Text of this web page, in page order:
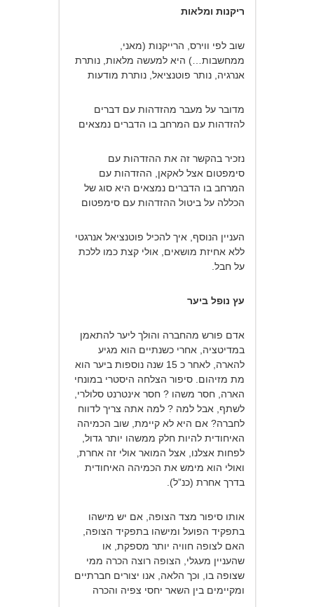
ריקנות ומלאות
שוב לפי ווירס, הרייקנות (מאני,
ממחשבות…) היא למעשה מלאות, נותרת
אנרגיה, נותר פוטנציאל, נותרת מודעות
מדובר על מעבר מהזדהות עם דברים
להזדהות עם המרחב בו הדברים נמצאים
נזכיר בהקשר זה את ההזדהות עם
סימפטום אצל לאקאן, ההזדהות עם
המרחב בו הדברים נמצאים היא סוג של
הכללה על ביטול ההזדהות עם סימפטום
העניין הנוסף, איך להכיל פוטנציאל אנרגטי
ללא אחיזת מושאים, אולי קצת כמו ללכת
על חבל.
עץ נופל ביער
אדם פורש מהחברה והולך ליער להתאמן
במדיטציה, אחרי כשנתיים הוא מגיע
להארה, לאחר כ 15 שנה נוספות ביער הוא
מת מזיהום. סיפור הצלחה היסטרי במונחי
הארה, חסר משהו ? חסר אינטרנט סלולרי,
לשתף, אבל למה ? למה אתה צריך לדווח
לחברה? אם היא לא קיימת, שוב הכמיהה
האיחודית להיות חלק ממשהו יותר גדול,
לפחות אצלנו, אצל המואר אולי זה אחרת,
ואולי הוא מימש את הכמיהה האיחודית
בדרך אחרת (כנ”ל).
אותו סיפור מצד הצופה, אם יש מישהו
בתפקיד הפועל ומישהו בתפקיד הצופה,
האם לצופה חוויה יותר מספקת, או
שהעניין מעגלי, הצופה רוצה הכרה ממי
שצופה בו, וכך הלאה, אנו יצורים חברתיים
ומקיימים בין השאר יחסי צפיה והכרה